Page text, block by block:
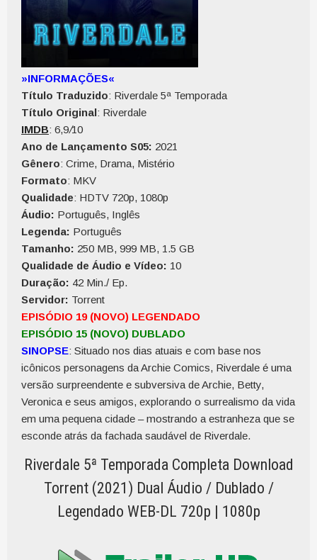
»INFORMAÇÕES«
Título Traduzido: Riverdale 5ª Temporada
Título Original: Riverdale
IMDB: 6,9/10
Ano de Lançamento S05: 2021
Gênero: Crime, Drama, Mistério
Formato: MKV
Qualidade: HDTV 720p, 1080p
Áudio: Português, Inglês
Legenda: Português
Tamanho: 250 MB, 999 MB, 1.5 GB
Qualidade de Áudio e Vídeo: 10
Duração: 42 Min./ Ep.
Servidor: Torrent
EPISÓDIO 19 (NOVO) LEGENDADO
EPISÓDIO 15 (NOVO) DUBLADO
SINOPSE: Situado nos dias atuais e com base nos
icônicos personagens da Archie Comics, Riverdale é uma
versão surpreendente e subversiva de Archie, Betty,
Veronica e seus amigos, explorando o surrealismo da vida
em uma pequena cidade – mostrando a estranheza que se
esconde atrás da fachada saudável de Riverdale.
Riverdale 5ª Temporada Completa Download
Torrent (2021) Dual Áudio / Dublado /
Legendado WEB-DL 720p | 1080p